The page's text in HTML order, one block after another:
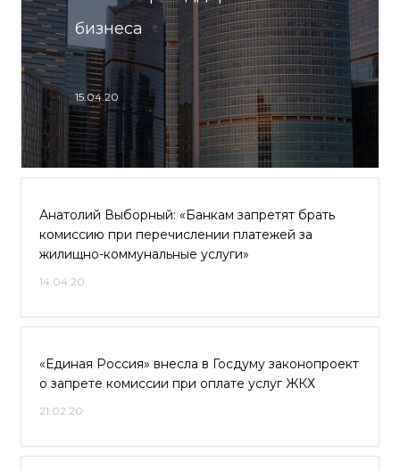
бизнеса
15.04.20
Анатолий Выборный: «Банкам запретят брать
комиссию при перечислении платежей за
жилищно-коммунальные услуги»
14.04.20
«Единая Россия» внесла в Госдуму законопроект
о запрете комиссии при оплате услуг ЖКХ
21.02.20